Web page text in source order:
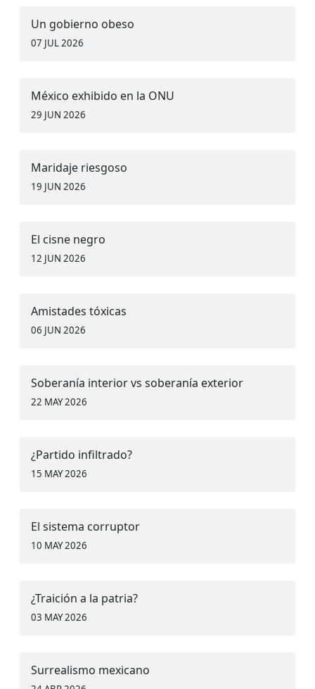
Un gobierno obeso
07 JUL 2026
México exhibido en la ONU
29 JUN 2026
Maridaje riesgoso
19 JUN 2026
El cisne negro
12 JUN 2026
Amistades tóxicas
06 JUN 2026
Soberanía interior vs soberanía exterior
22 MAY 2026
¿Partido infiltrado?
15 MAY 2026
El sistema corruptor
10 MAY 2026
¿Traición a la patria?
03 MAY 2026
Surrealismo mexicano